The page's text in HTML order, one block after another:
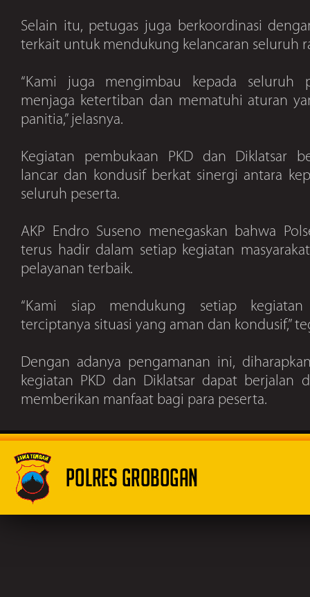
Selain itu, petugas juga berkoordinasi
terkait untuk mendukung kelancaran seluruh
“Kami juga mengimbau kepada seluruh
menjaga ketertiban dan mematuhi aturan
panitia,” jelasnya.
Kegiatan pembukaan PKD dan Diklatsar
lancar dan kondusif berkat sinergi antara
seluruh peserta.
AKP Endro Suseno menegaskan bahwa
terus hadir dalam setiap kegiatan
pelayanan terbaik.
“Kami siap mendukung setiap
terciptanya situasi yang aman dan kondusif,”
Dengan adanya pengamanan ini,
kegiatan PKD dan Diklatsar dapat berjalan
memberikan manfaat bagi para peserta.